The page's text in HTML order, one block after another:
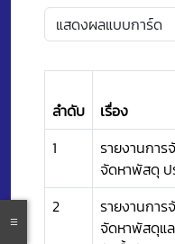
ลำดับ เรื่อง
1
รายงานกา
จัดหาพัสดุ ป
2
รายงานกา
จัดหาพัสดุแ